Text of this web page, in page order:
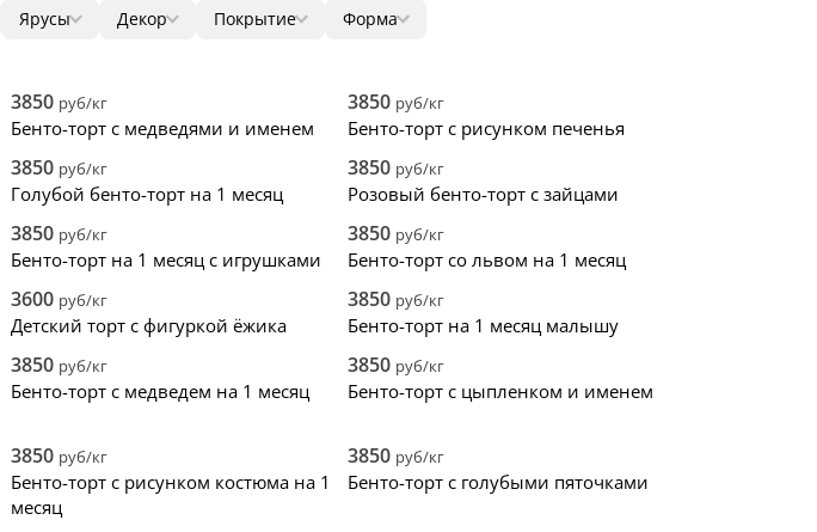
Ярусы
3
Декор
0
надпись
0
Покрытие
зеркальная глазурь
Форма
прямоугольник
сердце
3850 руб/кг
Бенто-торт с медведями и именем
3850 руб/кг
Бенто-торт с рисунком печенья
3850 руб/кг
Голубой бенто-торт на 1 месяц
3850 руб/кг
Розовый бенто-торт с зайцами
3850 руб/кг
Бенто-торт на 1 месяц с игрушками
3850 руб/кг
Бенто-торт со львом на 1 месяц
3600 руб/кг
Детский торт с фигуркой ёжика
3850 руб/кг
Бенто-торт на 1 месяц малышу
3850 руб/кг
Бенто-торт с медведем на 1 месяц
3850 руб/кг
Бенто-торт с цыпленком и именем
3850 руб/кг
Бенто-торт с рисунком костюма на 1
месяц
3850 руб/кг
Бенто-торт с голубыми пяточками